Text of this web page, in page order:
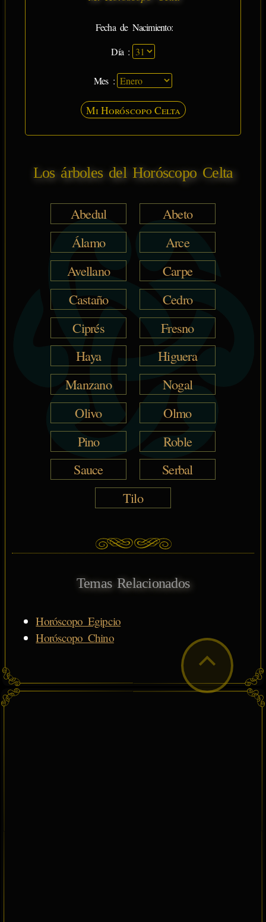
Fecha de Nacimiento:
Día :
Mes :
Mi Horóscopo Celta
Los árboles del Horóscopo Celta
Abedul
Abeto
Álamo
Arce
Avellano
Carpe
Castaño
Cedro
Ciprés
Fresno
Haya
Higuera
Manzano
Nogal
Olivo
Olmo
Pino
Roble
Sauce
Serbal
Tilo
Temas Relacionados
Horóscopo Egipcio
Horóscopo Chino